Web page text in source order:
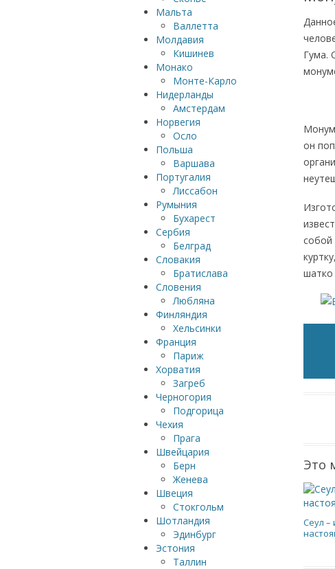
Мальта
Валлетта
Молдавия
Кишинев
Монако
Монте-Карло
Нидерланды
Амстердам
Норвегия
Осло
Польша
Варшава
Португалия
Лиссабон
Румыния
Бухарест
Сербия
Белград
Словакия
Братислава
Словения
Любляна
Финляндия
Хельсинки
Франция
Париж
Хорватия
Загреб
Черногория
Подгорица
Чехия
Прага
Швейцария
Берн
Женева
Швеция
Стокгольм
Шотландия
Эдинбург
Эстония
Таллин
Гума.
он
собой
шатко
Это
Сеул –